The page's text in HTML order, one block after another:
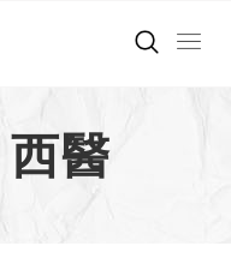
醫